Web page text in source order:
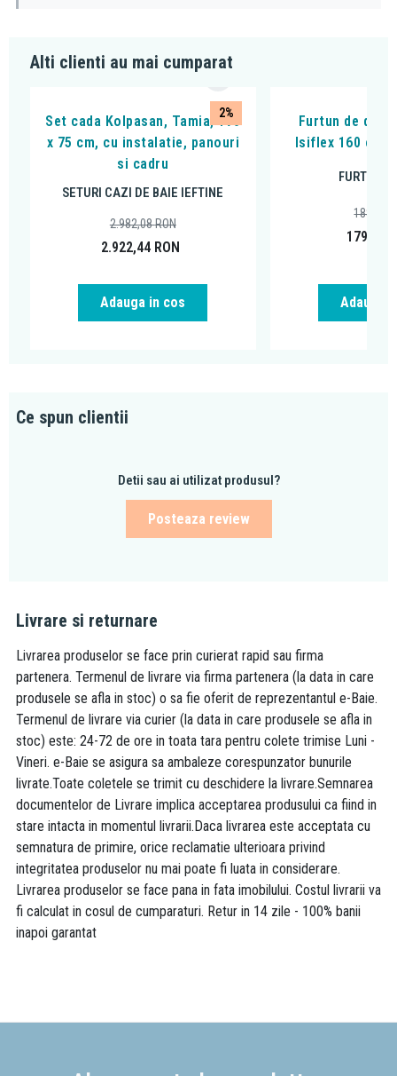
Alti clienti au mai cumparat
2%
Set cada Kolpasan, Tamia, 170
x 75 cm, cu instalatie, panouri
si cadru
SETURI CAZI DE BAIE IEFTINE
2.922,44 RON
2.982,08RON
Adauga in cos
Furtun de dus,
Isiflex 160 cm,
179,00
188,20
Adauga
Ce spun clientii
Detii sau ai utilizat produsul?
Posteaza review
Livrare si returnare
Livrarea produselor se face prin curierat rapid sau firma
partenera. Termenul de livrare via firma partenera (la data in care
produsele se afla in stoc) o sa fie oferit de reprezentantul e-Baie.
Termenul de livrare via curier (la data in care produsele se afla in
stoc) este: 24-72 de ore in toata tara pentru colete trimise Luni -
Vineri. e-Baie se asigura sa ambaleze corespunzator bunurile
livrate.Toate coletele se trimit cu deschidere la livrare.Semnarea
documentelor de Livrare implica acceptarea produsului ca fiind in
stare intacta in momentul livrarii.Daca livrarea este acceptata cu
semnatura de primire, orice reclamatie ulterioara privind
integritatea produselor nu mai poate fi luata in considerare.
Livrarea produselor se face pana in fata imobilului. Costul livrarii va
fi calculat in cosul de cumparaturi. Retur in 14 zile - 100% banii
inapoi garantat